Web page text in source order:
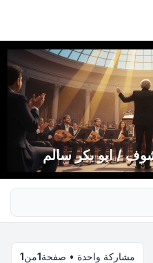
/ ابو بكر سالم
مشاركة واحدة • صفحة1من1